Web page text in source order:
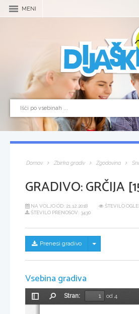
MENI
Domov Zbirka gradiv Zgodovina
GRADIVO:GRČIJA
NA VOLJO OD: 21.12.2018
ŠTEVILO
ŠTEVILO PRENOSOV: 3430
Prenesi gradivo Skrij/prikaži
Vsebina gradiva
Preklopi
Stran:
od 4